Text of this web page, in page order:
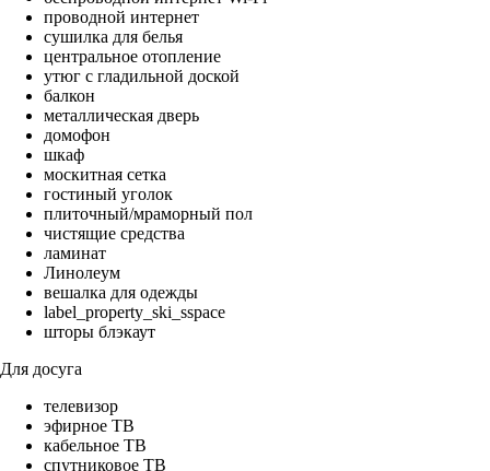
проводной интернет
сушилка для белья
центральное отопление
утюг с гладильной доской
балкон
металлическая дверь
домофон
шкаф
москитная сетка
гостиный уголок
плиточный/мраморный пол
чистящие средства
ламинат
Линолеум
вешалка для одежды
label_property_ski_sspace
шторы блэкаут
Для досуга
телевизор
эфирное ТВ
кабельное ТВ
спутниковое ТВ